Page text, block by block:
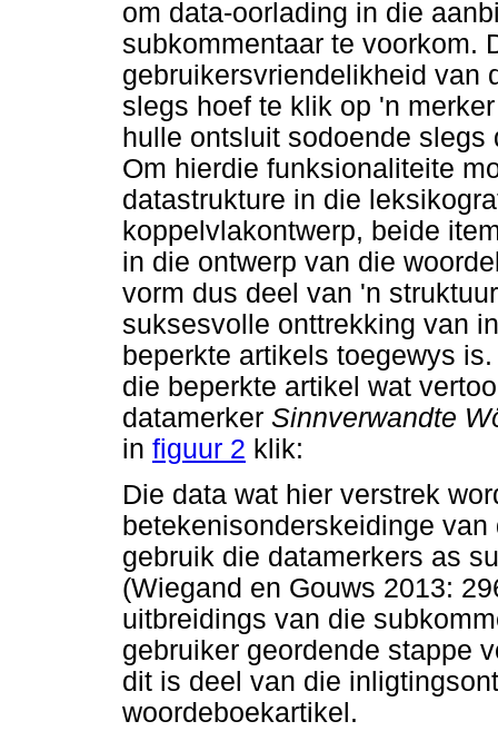
om data-oorlading in die
subkommentaar te voorkom.
gebruikersvriendelikheid van
slegs hoef te klik op 'n
hulle ontsluit sodoende
Om hierdie funksionaliteite
datastrukture in die
koppelvlakontwerp, beide
in die ontwerp van die
vorm dus deel van 'n
suksesvolle onttrekking van
beperkte artikels toegewys
die beperkte artikel wat
datamerker Sinnverwandte
in figuur 2 klik:
Die data wat hier verstrek
betekenisonderskeidinge
gebruik die datamerkers as
(Wiegand en Gouws 2013:
uitbreidings van die
gebruiker geordende stappe
dit is deel van die
woordeboekartikel.